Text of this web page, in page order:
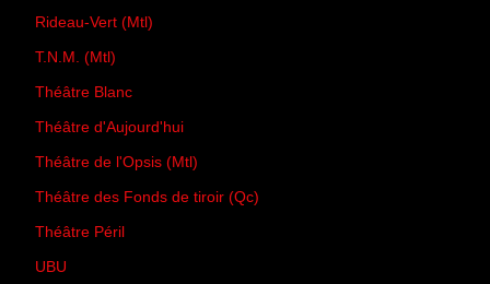
Rideau-Vert (Mtl)
T.N.M. (Mtl)
Théâtre Blanc
Théâtre d'Aujourd'hui
Théâtre de l'Opsis (Mtl)
Théâtre des Fonds de tiroir (Qc)
Théâtre Péril
UBU